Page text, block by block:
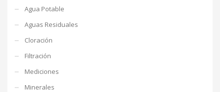
Agua Potable
Aguas Residuales
Cloración
Filtración
Mediciones
Minerales